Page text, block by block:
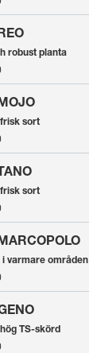
robust planta
sort
sort
i varmare områden
TS-skörd